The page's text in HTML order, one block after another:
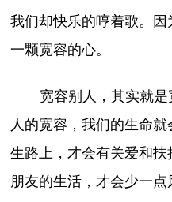
我们却快乐的哼着歌。
一颗宽容的心。
宽容别人，其实就
人的宽容，我们的生命
生路上，才会有关爱和
朋友的生活，才会少一点